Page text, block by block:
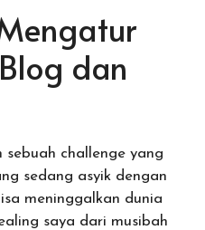
dan
challenge yang
sedang asyik dengan
meninggalkan dunia
saya dari musibah